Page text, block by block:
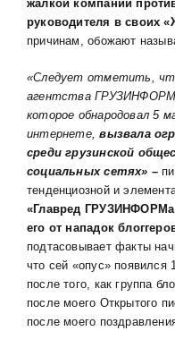
жалкой компании
руководителя в своих
причинам, обожают
«Следует отметить,
агентства ГРУЗИНФОРМ
которое обнародовал 5
интернете,вызвала
среди грузинской
социальных сетях» –
тенденциозной и
«Главред
его от нападок
подтасовывает факты
что сей «опус» появился
после того, как группа
после моего Открытого
после моего